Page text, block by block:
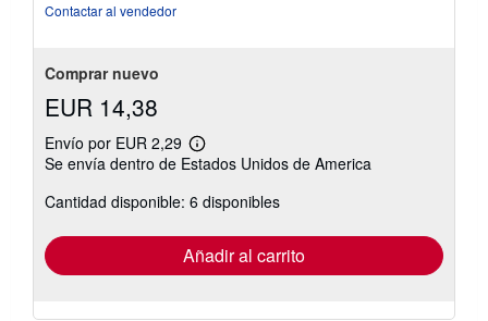
Contactar al vendedor
Comprar nuevo
EUR 14,38
Envío por EUR 2,29
Más
información
las
tarifas
envío
Se envía dentro de Estados Unidos de America
Cantidad disponible: 6 disponibles
Añadir al carrito